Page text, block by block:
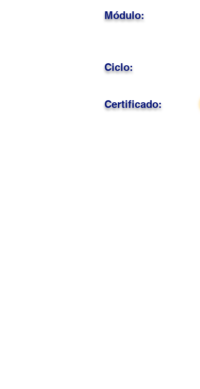
Módulo:
Ciclo:
Certificado: